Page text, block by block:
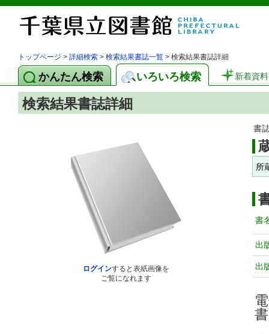
トップページ > 詳細検索 > 検索結果書誌一覧 > 検索結果書誌詳細
かんたん検索 いろいろ検索 新着資料
検索結果書誌詳細
ログインすると表紙画像を
ご覧になれます
書
所
書
出
出